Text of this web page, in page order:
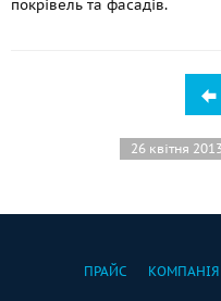
покрівель та фасадів.
26 квітня 2013
ПРАЙС КОМПАНІЯ